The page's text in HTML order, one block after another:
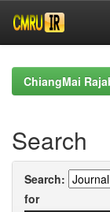
navigationChiangMai
Search
Search:
for